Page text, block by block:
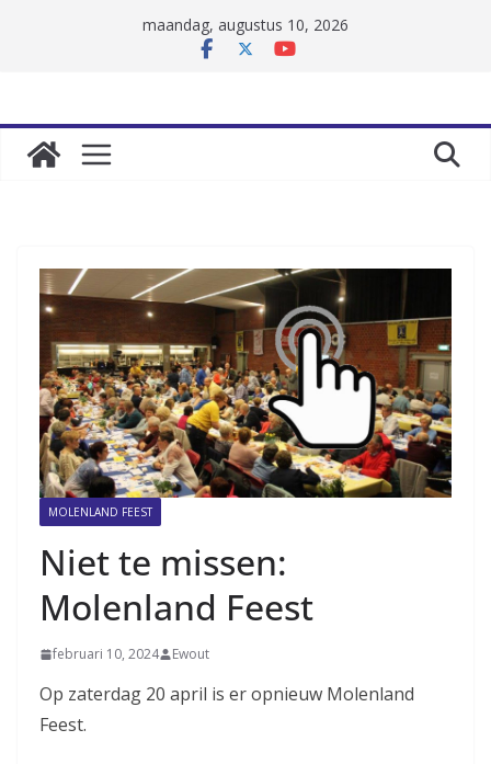
maandag, augustus 10, 2026
MOLENLAND FEEST
Niet te missen:
Molenland Feest
februari 10, 2024 Ewout
Op zaterdag 20 april is er opnieuw Molenland
Feest.